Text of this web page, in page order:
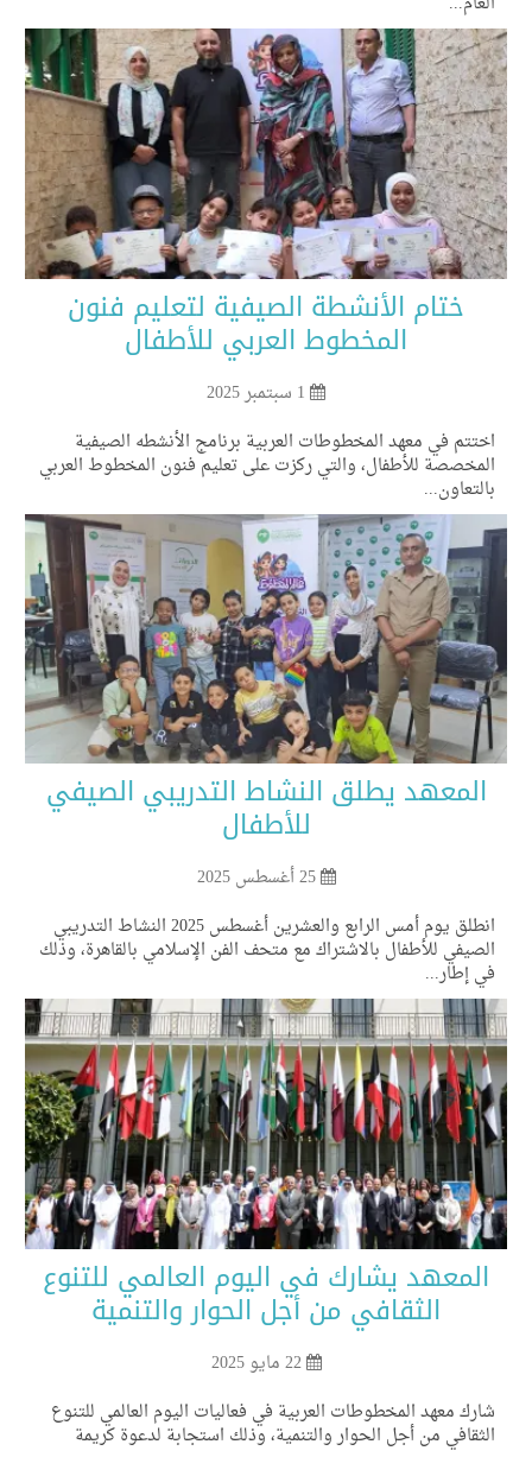
ختام الأنشطة الصيفية لتعليم فنون
المخطوط العربي للأطفال
في معهد المخطوطات العربية برنامج الأنشطه الصيفية
للأطفال، والتي ركزت على تعليم فنون المخطوط العربي
المعهد يطلق النشاط التدريبي الصيفي
للأطفال
انطلق يوم أمس الرابع والعشرين أغسطس 2025 النشاط التدريبي
للأطفال بالاشتراك مع متحف الفن الإسلامي بالقاهرة، وذلك
إطار...
يشارك في اليوم العالمي للتنوع
الثقافي من أجل الحوار والتنمية
معهد المخطوطات العربية في فعاليات اليوم العالمي للتنوع
من أجل الحوار والتنمية، وذلك استجابة لدعوة كريمة